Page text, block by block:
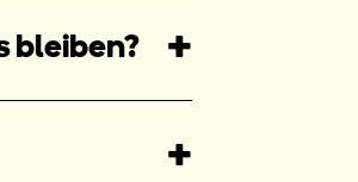
bleiben?